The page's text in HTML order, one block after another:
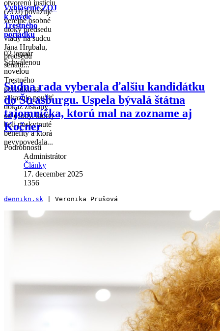
otvorenú justíciu
(ZOJ) považuje
verejné osobné
útoky predsedu
vlády na sudcu
Jána Hrubalu,
predsedu
senátu...
Vyhlásenie ZOJ
k novele
Trestného
poriadku
02 január
Schválenou
novelou
Trestného
poriadku sa
zakazuje použiť
dôkaz získaný
od osoby, ktorej
boli poskytnuté
benefity a ktorá
nevypovedala...
Súdna rada vyberala ďalšiu kandidátku
do Štrasburgu. Uspela bývalá štátna
tajomníčka, ktorú mal na zozname aj
Kočner
Podrobnosti
Administrátor
Články
17. december 2025
1356
dennikn.sk | Veronika Prušová